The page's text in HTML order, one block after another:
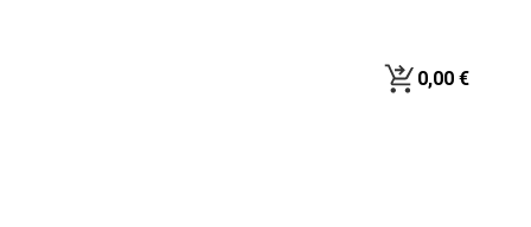
0,00 €